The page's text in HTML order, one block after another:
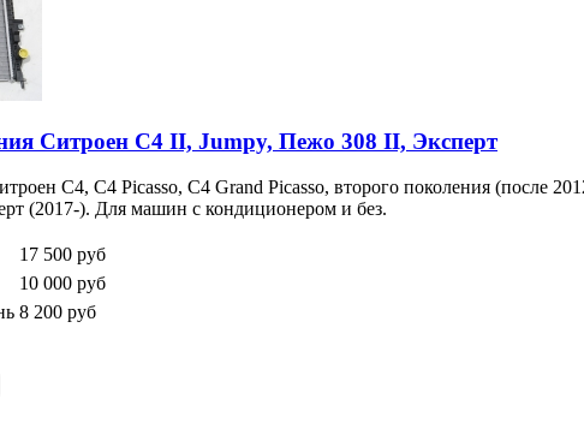
Ситроен С4 II, Jumpy, Пежо 308 II, Эксперт
С4, C4 Picasso, C4 Grand Picasso, второго поколения (после
(2017-). Для машин с кондиционером и без.
17 500 руб
10 000 руб
8 200 руб